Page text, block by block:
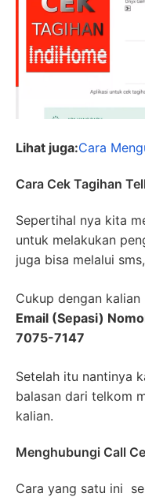
Lihat juga:Cara
Cara Cek Tagihan
Sepertihal nya kita
untuk melakukan
juga bisa melalui
Cukup dengan
Email (Sepasi)
7075-7147
Setelah itu nantinya
balasan dari telkom
kalian.
Menghubungi Call
Cara yang satu ini